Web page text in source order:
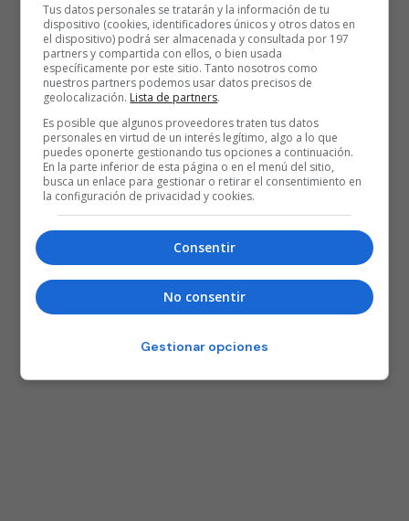
Tus datos personales se tratarán y la información de tu
dispositivo (cookies, identificadores únicos y otros datos en
el dispositivo) podrá ser almacenada y consultada por 197
partners y compartida con ellos, o bien usada
específicamente por este sitio. Tanto nosotros como
nuestros partners podemos usar datos precisos de
geolocalización. Lista de partners.
Es posible que algunos proveedores traten tus datos
personales en virtud de un interés legítimo, algo a lo que
puedes oponerte gestionando tus opciones a continuación.
En la parte inferior de esta página o en el menú del sitio,
busca un enlace para gestionar o retirar el consentimiento en
la configuración de privacidad y cookies.
Consentir
No consentir
Gestionar opciones